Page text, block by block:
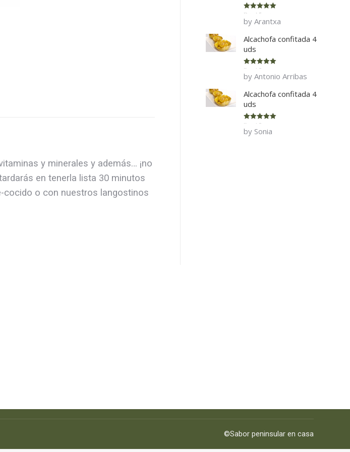
y minerales y además… ¡no
en tenerla lista 30 minutos
cocido o con nuestros langostinos
Rated 5
of 5
by Arantxa
Alcachofa confitada 4
uds
Rated 5
of 5
by Antonio Arribas
Alcachofa confitada 4
uds
Rated 5
of 5
by Sonia
©Sabor peninsular en casa